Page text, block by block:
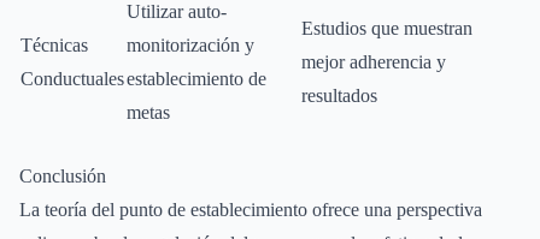
Técnicas
Conductuales
Utilizar auto-
monitorización y
establecimiento de
metas
Estudios que muestran
mejor adherencia y
resultados
Conclusión
La teoría del punto de establecimiento ofrece una perspectiva